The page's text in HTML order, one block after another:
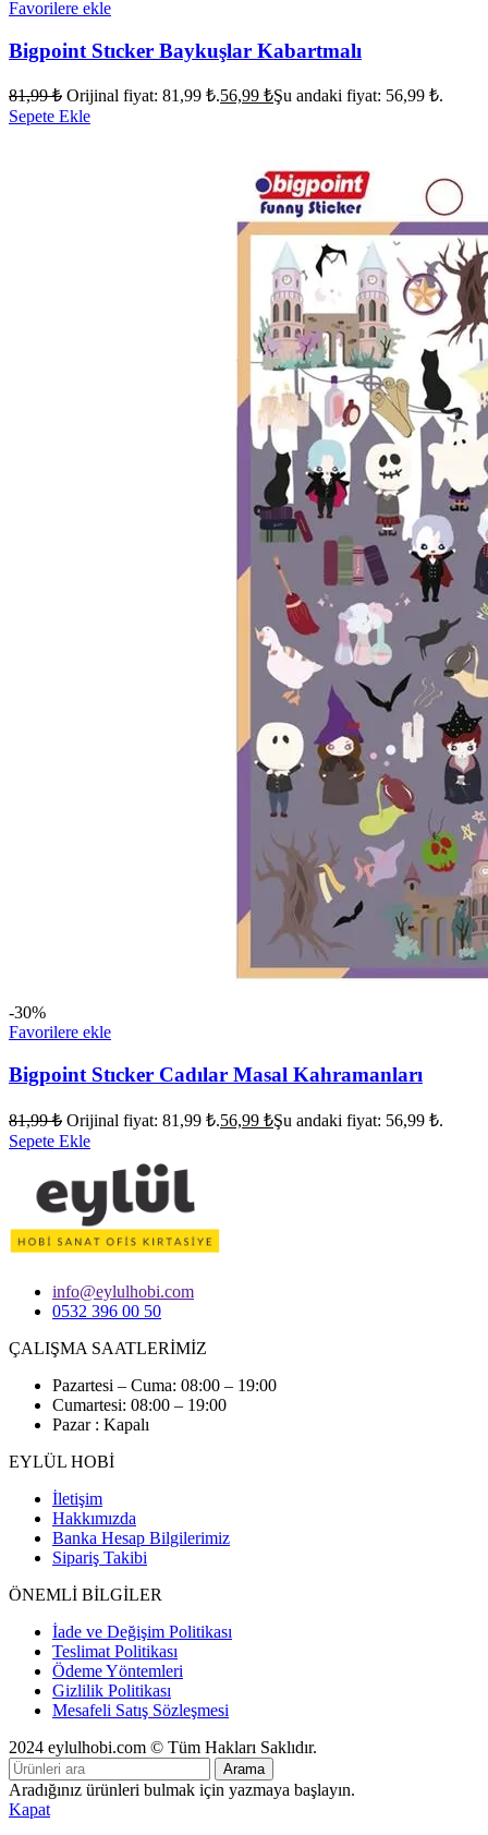
Favorilere ekle
Bigpoint Stıcker Baykuşlar Kabartmalı
81,99₺ Orijinal fiyat: 81,99 ₺.56,99 ₺Şu andaki fiyat: 56,99 ₺.
Sepete Ekle
-30%
Favorilere ekle
Bigpoint Stıcker Cadılar Masal Kahramanları
81,99₺ Orijinal fiyat: 81,99 ₺.56,99 ₺Şu andaki fiyat: 56,99 ₺.
Sepete Ekle
info@eylulhobi.com
0532 396 00 50
ÇALIŞMA SAATLERİMİZ
Pazartesi – Cuma: 08:00 – 19:00
Cumartesi: 08:00 – 19:00
Pazar : Kapalı
EYLÜL HOBİ
İletişim
Hakkımızda
Banka Hesap Bilgilerimiz
Sipariş Takibi
ÖNEMLİ BİLGİLER
İade ve Değişim Politikası
Teslimat Politikası
Ödeme Yöntemleri
Gizlilik Politikası
Mesafeli Satış Sözleşmesi
2024 eylulhobi.com © Tüm Hakları Saklıdır.
Arama
Aradığınız ürünleri bulmak için yazmaya başlayın.
Kapat